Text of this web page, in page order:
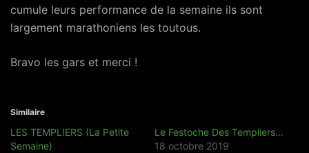
cumule leurs performance de la semaine ils sont
largement marathoniens les toutous.
Bravo les gars et merci !
Similaire
LES TEMPLIERS (La Petite
Semaine)
Le Festoche Des Templiers…
18 octobre 2019